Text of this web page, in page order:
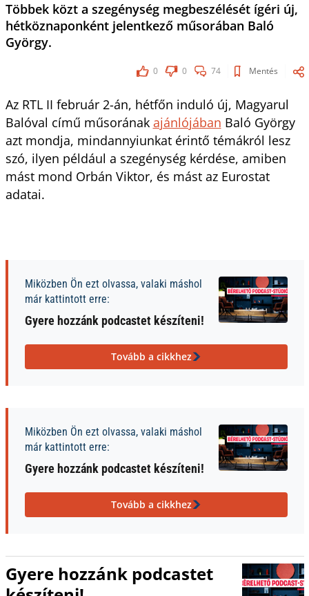
Többek közt a szegénység megbeszélését ígéri új,
hétköznaponként jelentkező műsorában Baló
György.
0 0 74 Mentés
Az RTL II február 2-án, hétfőn induló új, Magyarul
Balóval című műsorának ajánlójában Baló György
azt mondja, mindannyiunkat érintő témákról lesz
szó, ilyen például a szegénység kérdése, amiben
mást mond Orbán Viktor, és mást az Eurostat
adatai.
Miközben Ön ezt olvassa, valaki máshol
már kattintott erre:
Gyere hozzánk podcastet készíteni!
Tovább a cikkhez
Miközben Ön ezt olvassa, valaki máshol
már kattintott erre:
Gyere hozzánk podcastet készíteni!
Tovább a cikkhez
Gyere hozzánk podcastet